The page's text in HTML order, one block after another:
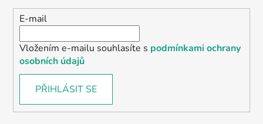
E-mail
Vložením e-mailu souhlasíte s podmínkami ochrany
osobních údajů
PŘIHLÁSIT SE